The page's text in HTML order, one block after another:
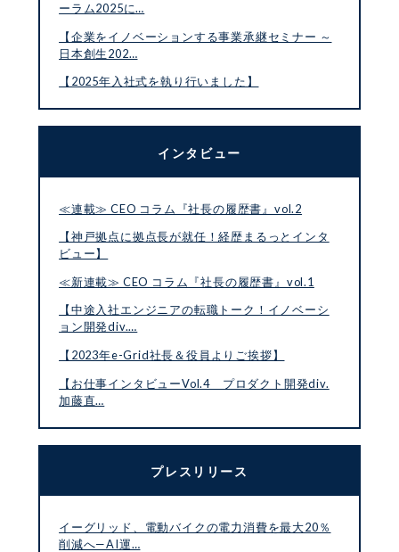
ーラム2025に…
【企業をイノベーションする事業承継セミナー ～
日本創生202…
【2025年入社式を執り行いました】
インタビュー
≪連載≫ CEO コラム『社長の履歴書』vol.2
【神戸拠点に拠点長が就任！経歴まるっとインタ
ビュー】
≪新連載≫ CEO コラム『社長の履歴書』vol.1
【中途入社エンジニアの転職トーク！イノベーシ
ョン開発div.…
【2023年e-Grid社長＆役員よりご挨拶】
【お仕事インタビューVol.4 プロダクト開発div.
加藤直…
プレスリリース
イーグリッド、電動バイクの電力消費を最大20％
削減へ—AI運…